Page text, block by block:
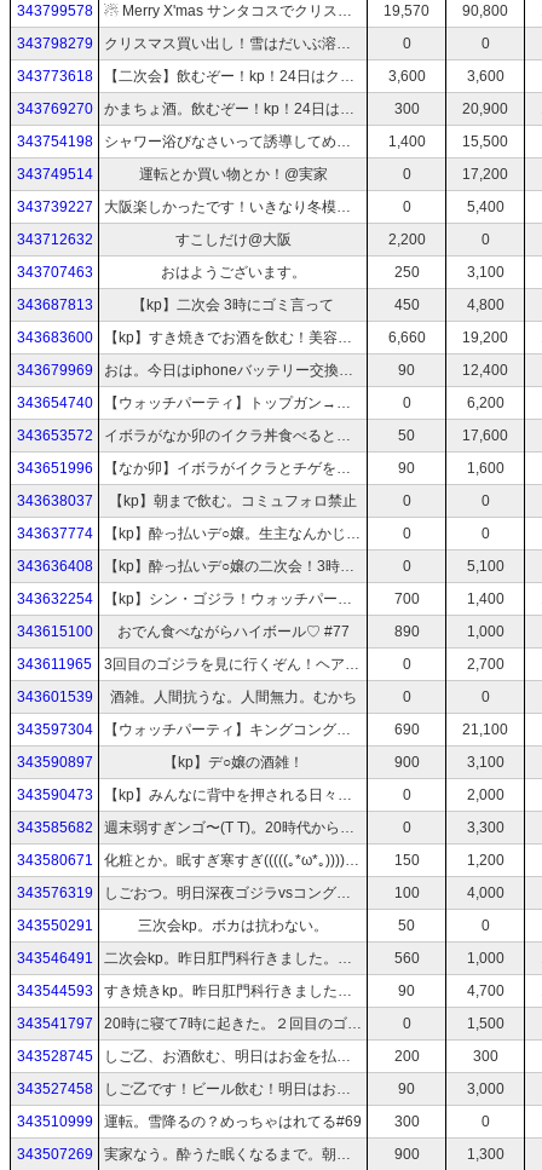
343799578
☃︎ Merry X'mas サンタコスでクリスマスディナー食べながらお酒を飲む！プレゼントありがとう開封します♡#ニコ生サンタ 19,570 90,800
343798279
クリスマス買い出し！雪はだいぶ溶けました。夜はサンタコス 0
0
343773618
【二次会】飲むぞー！kp！24日はクリスマスサンタコスします#85 3,600
3,600
343769270
かまちょ酒。飲むぞー！kp！24日はクリスマスサンタコスします#85 300 20,900
343754198
シャワー浴びなさいって誘導してめんどくさい 1,400
15,500
343749514
運転とか買い物とか！@実家 0
17,200
343739227
大阪楽しかったです！いきなり冬模様@実家 0
5,400
343712632
すこしだけ@大阪 2,200
0
343707463
おはようございます。 250
3,100
343687813
【kp】二次会 3時にゴミ言って 450
4,800
343683600
【kp】すき焼きでお酒を飲む！美容院いてきた！16日は大阪(｀-´)#80 6,660 19,200
343679969
おは。今日はiphoneバッテリー交換→買い物→美容院( ¯꒳​¯ )ᐝ 90
12,400
343654740
【ウォッチパーティ】トップガン→容疑者Xの献身【kp】 0
6,200
343653572
イボラがなか卯のイクラ丼食べるとこ見てて‎⸝⸝• ̫•⸝⸝ #79 50
17,600
343651996
【なか卯】イボラがイクラとチゲを買いに行く【松屋】#79 90
1,600
343638037
【kp】朝まで飲む。コミュフォロ禁止 0
0
343637774
【kp】酔っ払いデ○嬢。生主なんかじゃなければ、、、 0
0
343636408
【kp】酔っ払いデ○嬢の二次会！3時にゴミだしよろ#78 0
5,100
343632254
【kp】シン・ゴジラ！ウォッチパーティ#78 700 1,400
343615100
おでん食べながらハイボール♡ #77 890
1,000
343611965
3回目のゴジラを見に行くぞん！ヘアオイル買い忘れないヘアオイルヘアオイル 0
2,700
343601539
酒雑。人間抗うな。人間無力。むかち 0
0
343597304
【ウォッチパーティ】キングコング：髑髏島の巨神【kp】 690 21,100
343590897
【kp】デ○嬢の酒雑！ 900
3,100
343590473
【kp】みんなに背中を押される日々です 0
2,000
343585682
週末弱すぎンゴ〜(T T)。20時代から推し歌う 0
3,300
343580671
化粧とか。眠すぎ寒すぎ(((((｡*ω*｡))))#73 150
1,200
343576319
しごおつ。明日深夜ゴジラvsコングのウォチパしていい？もうはよ見たい 100
4,000
343550291
三次会kp。ボカは抗わない。 50
0
343546491
二次会kp。昨日肛門科行きました。２回目ゴジラ-1.0も最高やった泣#71 560 1,000
343544593
すき焼きkp。昨日肛門科行きました。２回目ゴジラ-1.0も最高やった泣#71 90 4,700
343541797
20時に寝て7時に起きた。２回目のゴジラ映画行くんだ#71 0
1,500
343528745
しご乙、お酒飲む、明日はお金を払っていぼを触ってもらう#70 200
300
343527458
しご乙です！ビール飲む！明日はお金を払っていぼを触ってもらう#70 90
3,000
343510999
運転。雪降るの？めっちゃはれてる#69 300
0
343507269
実家なう。酔うた眠くなるまで。朝イチタイヤ交換#68 900 1,300